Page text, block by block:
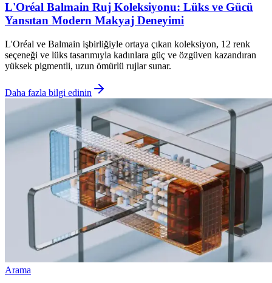
L'Oréal Balmain Ruj Koleksiyonu: Lüks ve Gücü
Yansıtan Modern Makyaj Deneyimi
L'Oréal ve Balmain işbirliğiyle ortaya çıkan koleksiyon, 12 renk
seçeneği ve lüks tasarımıyla kadınlara güç ve özgüven kazandıran
yüksek pigmentli, uzun ömürlü rujlar sunar.
Daha fazla bilgi edinin
Arama